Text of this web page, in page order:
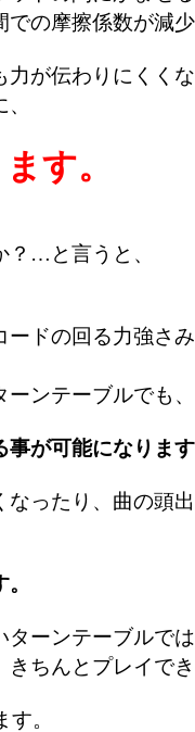
での摩擦係数が減
力が伝わりにく
す。
？…と言うと、
ードの回る力強さ
ンテーブルでも、
事が可能になりま
ったり、曲の頭
ターンテーブルで
きちんとプレイで
。